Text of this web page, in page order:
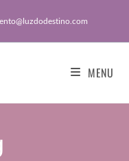
MENU